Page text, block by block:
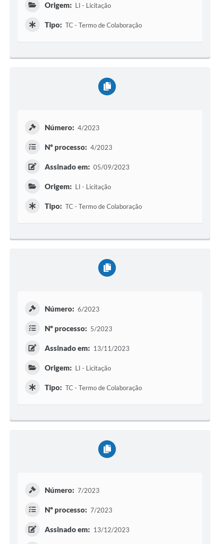
Origem: LI - Licitação
Tipo: TC - Termo de Colaboração
Número: 4/2023
Nº processo: 4/2023
Assinado em: 05/09/2023
Origem: LI - Licitação
Tipo: TC - Termo de Colaboração
Número: 6/2023
Nº processo: 5/2023
Assinado em: 13/11/2023
Origem: LI - Licitação
Tipo: TC - Termo de Colaboração
Número: 7/2023
Nº processo: 7/2023
Assinado em: 13/12/2023